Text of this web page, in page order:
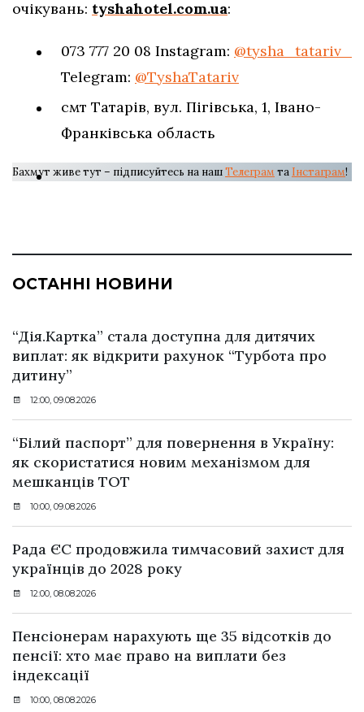
очікувань: tyshahotel.com.ua:
073 777 20 08 Instagram: @tysha_tatariv_
Telegram: @TyshaTatariv
смт Татарів, вул. Пігівська, 1, Івано-
Франківська область
Бахмут живе тут – підписуйтесь на нашТелеграм та Інстаграм!
ОСТАННІ НОВИНИ
“Дія.Картка” стала доступна для дитячих
виплат: як відкрити рахунок “Турбота про
дитину”
12:00, 09.08.2026
“Білий паспорт” для повернення в Україну:
як скористатися новим механізмом для
мешканців ТОТ
10:00, 09.08.2026
Рада ЄС продовжила тимчасовий захист для
українців до 2028 року
12:00, 08.08.2026
Пенсіонерам нарахують ще 35 відсотків до
пенсії: хто має право на виплати без
індексації
10:00, 08.08.2026